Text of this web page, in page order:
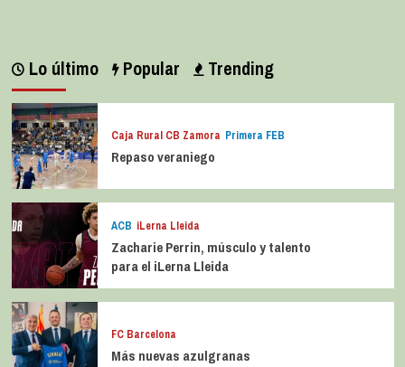
Lo último Popular Trending
Caja Rural CB Zamora Primera FEB
Repaso veraniego
ACB iLerna Lleida
Zacharie Perrin, músculo y talento
para el iLerna Lleida
FC Barcelona
Más nuevas azulgranas